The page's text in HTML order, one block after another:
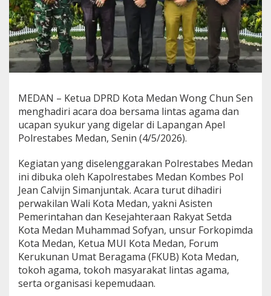
i
D
a
L
i
n
a
s
A
g
a
a
d
i
P
o
l
e
s
t
a
b
e
MEDAN – Ketua DPRD Kota Medan Wong Chun Sen
menghadiri acara doa bersama lintas agama dan
ucapan syukur yang digelar di Lapangan Apel
Polrestabes Medan, Senin (4/5/2026).
Kegiatan yang diselenggarakan Polrestabes Medan
ini dibuka oleh Kapolrestabes Medan Kombes Pol
Jean Calvijn Simanjuntak. Acara turut dihadiri
perwakilan Wali Kota Medan, yakni Asisten
Pemerintahan dan Kesejahteraan Rakyat Setda
Kota Medan Muhammad Sofyan, unsur Forkopimda
Kota Medan, Ketua MUI Kota Medan, Forum
Kerukunan Umat Beragama (FKUB) Kota Medan,
tokoh agama, tokoh masyarakat lintas agama,
serta organisasi kepemudaan.